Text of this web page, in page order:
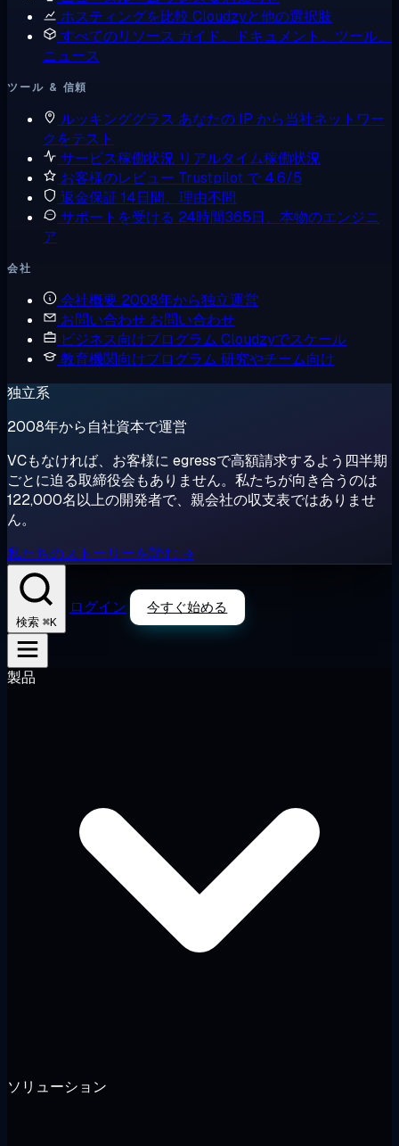
ホスティングを比較 Cloudzyと他の選択肢
すべてのリソース ガイド、ドキュメント、ツール、
ニュース
ツール & 信頼
ルッキンググラス あなたの IP から当社ネットワー
クをテスト
サービス稼働状況 リアルタイム稼働状況
お客様のレビュー Trustpilot で 4.6/5
返金保証 14日間、理由不問
サポートを受ける 24時間365日、本物のエンジニ
ア
会社
会社概要 2008年から独立運営
お問い合わせ お問い合わせ
ビジネス向けプログラム Cloudzyでスケール
教育機関向けプログラム 研究やチーム向け
独立系
2008年から自社資本で運営
VCもなければ、お客様に egressで高額請求するよう四半期
ごとに迫る取締役会もありません。私たちが向き合うのは
122,000名以上の開発者で、親会社の収支表ではありませ
ん。
私たちのストーリーを読む →
検索 ⌘K
ログイン 今すぐ始める
製品
ソリューション